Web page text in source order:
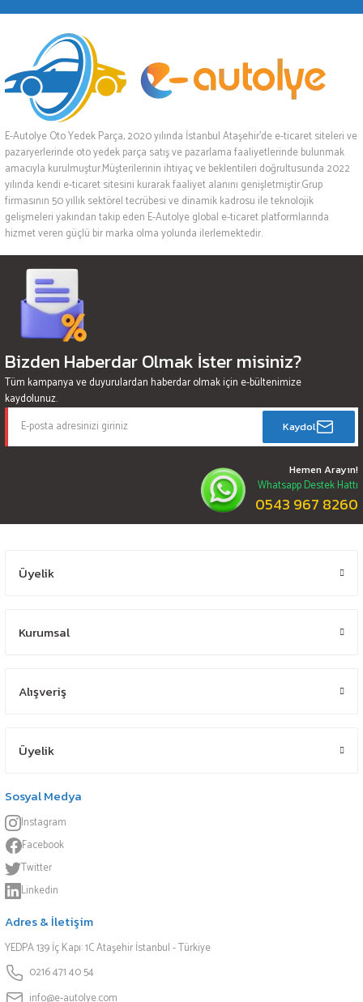
E-Autolye Oto Yedek Parça, 2020 yılında İstanbul Ataşehir’de e-ticaret siteleri ve
pazaryerlerinde oto yedek parça satış ve pazarlama faaliyetlerinde bulunmak
amacıyla kurulmuştur.Müşterilerinin ihtiyaç ve beklentileri doğrultusunda 2022
yılında kendi e-ticaret sitesini kurarak faaliyet alanını genişletmiştir.Grup
firmasının 50 yıllık sektörel tecrübesi ve dinamik kadrosu ile teknolojik
gelişmeleri yakından takip eden E-Autolye global e-ticaret platformlarında
hizmet veren güçlü bir marka olma yolunda ilerlemektedir.
Bizden Haberdar Olmak İster misiniz?
Tüm kampanya ve duyurulardan haberdar olmak için e-bültenimize
kaydolunuz.
Kaydol
Hemen Arayın!
Whatsapp Destek Hattı
0543 967 8260
Üyelik
Kurumsal
Alışveriş
Üyelik
Sosyal Medya
Instagram
Facebook
Twitter
Linkedin
Adres & İletişim
YEDPA 139 İç Kapı: 1C Ataşehir İstanbul - Türkiye
0216 471 40 54
info@e-autolye.com